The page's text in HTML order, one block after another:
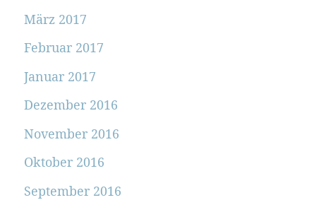
März 2017
Februar 2017
Januar 2017
Dezember 2016
November 2016
Oktober 2016
September 2016